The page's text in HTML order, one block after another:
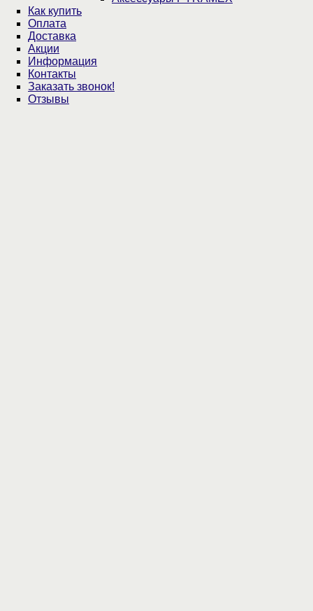
Как купить
Оплата
Доставка
Акции
Информация
Контакты
Заказать звонок!
Отзывы